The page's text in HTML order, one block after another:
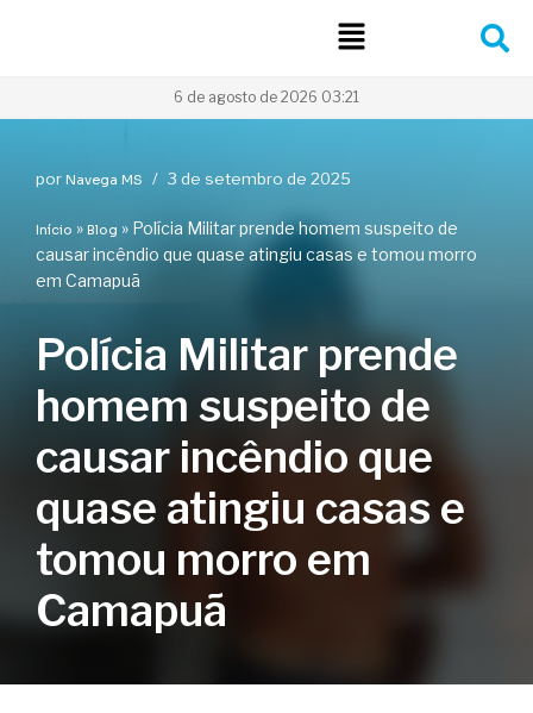
conteúdo
6 de agosto de 2026 03:21
por Navega MS 3 de setembro de 2025
Início » Blog » Polícia Militar prende homem suspeito de
causar incêndio que quase atingiu casas e tomou morro
em Camapuã
Polícia Militar prende
homem suspeito de
causar incêndio que
quase atingiu casas e
tomou morro em
Camapuã